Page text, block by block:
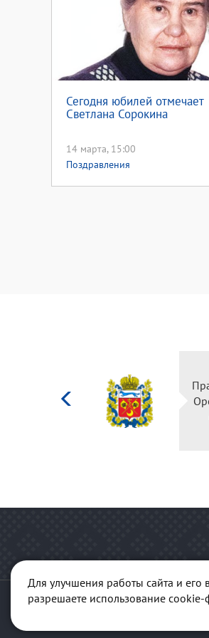
Сегодня юбилей отмечает
Светлана Сорокина
14 марта, 15:00
Поздравления
Для улучшения работы сайта и
разрешаете использование